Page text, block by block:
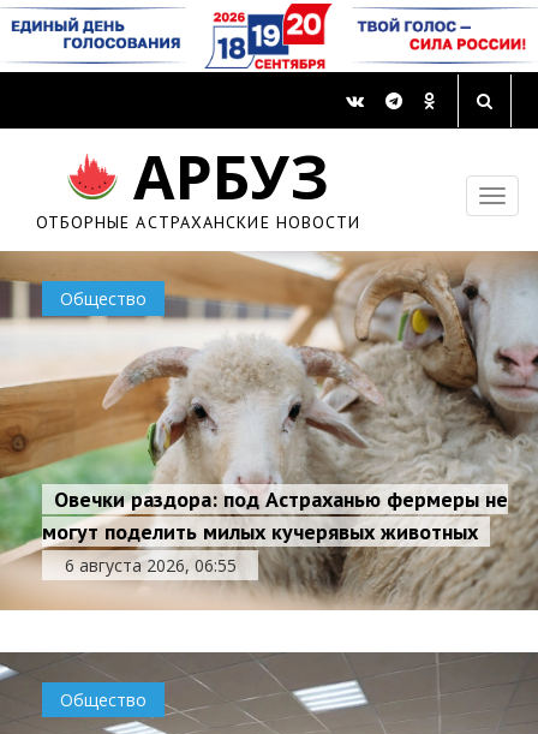
АРБУЗ
ОТБОРНЫЕ АСТРАХАНСКИЕ НОВОСТИ
Общество
Овечки раздора: под Астраханью фермеры не
могут поделить милых кучерявых животных
6 августа 2026, 06:55
Общество